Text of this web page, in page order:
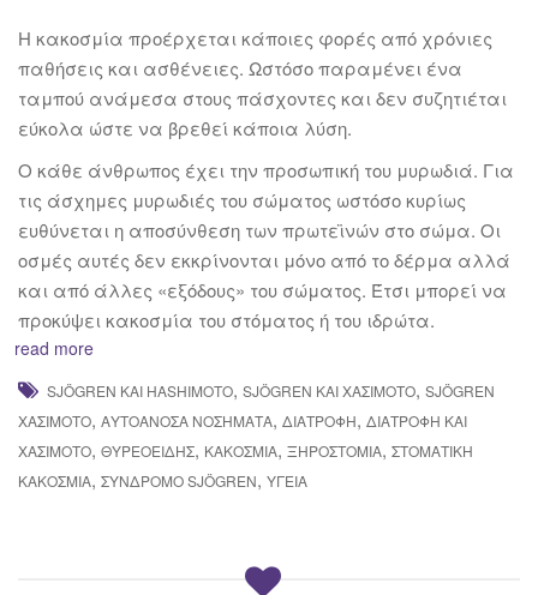
Η κακοσμία προέρχεται κάποιες φορές από χρόνιες
παθήσεις και ασθένειες. Ωστόσο παραμένει ένα
ταμπού ανάμεσα στους πάσχοντες και δεν συζητιέται
εύκολα ώστε να βρεθεί κάποια λύση.
Ο κάθε άνθρωπος έχει την προσωπική του μυρωδιά. Για
τις άσχημες μυρωδιές του σώματος ωστόσο κυρίως
ευθύνεται η αποσύνθεση των πρωτεϊνών στο σώμα. Οι
οσμές αυτές δεν εκκρίνονται μόνο από το δέρμα αλλά
και από άλλες «εξόδους» του σώματος. Έτσι μπορεί να
προκύψει κακοσμία του στόματος ή του ιδρώτα.
read more
SJÖGREN ΚΑΙ HASHIMOTO, SJÖGREN ΚΑΙ ΧΑΣΙΜΌΤΟ, SJÖGREN
ΧΑΣΙΜΌΤΟ, ΑΥΤΟΆΝΟΣΑ ΝΟΣΉΜΑΤΑ, ΔΙΑΤΡΟΦΉ, ΔΙΑΤΡΟΦΉ ΚΑΙ
ΧΑΣΙΜΌΤΟ, ΘΥΡΕΟΕΙΔΉΣ, ΚΑΚΟΣΜΊΑ, ΞΗΡΟΣΤΟΜΊΑ, ΣΤΟΜΑΤΙΚΉ
ΚΑΚΟΣΜΊΑ, ΣΎΝΔΡΟΜΟ SJÖGREN, ΥΓΕΊΑ